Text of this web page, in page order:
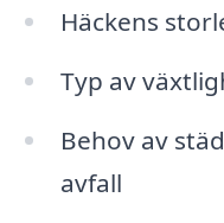
Häckens
Typ av
Behov av
avfall